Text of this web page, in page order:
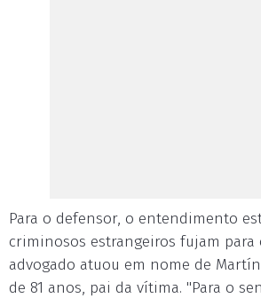
Para o defensor, o entendimento
criminosos estrangeiros fujam para
advogado atuou em nome de
de 81 anos, pai da vítima. "Para o